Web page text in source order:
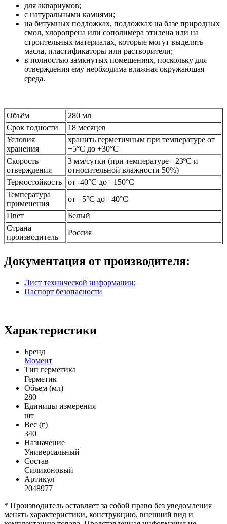
для аквариумов;
с натуральными камнями;
на битумных подложках, подложках на базе природных
смол, хлоропрена или сополимера этилена или на
строительных материалах, которые могут выделять
масла, пластификаторы или растворители;
в полностью замкнутых помещениях, поскольку для
отверждения ему необходима влажная окружающая
среда.
Объём
280 мл
Срок годности
18 месяцев
Условия
хранения
хранить герметичным при температуре от
+5°C до +30°C
Скорость
отверждения
3 мм/сутки (при температуре +23ºС и
относительной влажности 50%)
Термостойкость
от -40°C до +150°C
Температура
применения
от +5°C до +40°C
Цвет
Белый
Страна
производитель
Россия
Документация от производителя:
Лист технической информации;
Паспорт безопасности
Характеристики
Бренд
Момент
Тип герметика
Герметик
Объем (мл)
280
Единицы измерения
шт
Вес (г)
340
Назначение
Универсальный
Состав
Силиконовый
Артикул
2048977
* Производитель оставляет за собой право без уведомления
менять характеристики, конструкцию, внешний вид и